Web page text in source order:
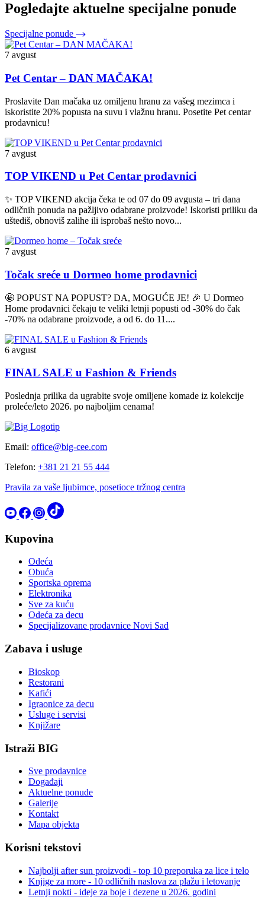
Pogledajte aktuelne specijalne ponude
Specijalne ponude
7 avgust
Pet Centar – DAN MAČAKA!
Proslavite Dan mačaka uz omiljenu hranu za vašeg mezimca i
iskoristite 20% popusta na suvu i vlažnu hranu. Posetite Pet centar
prodavnicu!
7 avgust
TOP VIKEND u Pet Centar prodavnici
✨ TOP VIKEND akcija čeka te od 07 do 09 avgusta – tri dana
odličnih ponuda na pažljivo odabrane proizvode! Iskoristi priliku da
uštediš, obnoviš zalihe ili isprobaš nešto novo...
7 avgust
Točak sreće u Dormeo home prodavnici
🤩 POPUST NA POPUST? DA, MOGUĆE JE! 🎉 U Dormeo
Home prodavnici čekaju te veliki letnji popusti od -30% do čak
-70% na odabrane proizvode, a od 6. do 11....
6 avgust
FINAL SALE u Fashion & Friends
Poslednja prilika da ugrabite svoje omiljene komade iz kolekcije
proleće/leto 2026. po najboljim cenama!
Email: office@big-cee.com
Telefon: +381 21 21 55 444
Pravila za vaše ljubimce, posetioce tržnog centra
Kupovina
Odeća
Obuća
Sportska oprema
Elektronika
Sve za kuću
Odeća za decu
Specijalizovane prodavnice Novi Sad
Zabava i usluge
Bioskop
Restorani
Kafići
Igraonice za decu
Usluge i servisi
Knjižare
Istraži BIG
Sve prodavnice
Događaji
Aktuelne ponude
Galerije
Kontakt
Mapa objekta
Korisni tekstovi
Najbolji after sun proizvodi - top 10 preporuka za lice i telo
Knjige za more - 10 odličnih naslova za plažu i letovanje
Letnji nokti - ideje za boje i dezene u 2026. godini